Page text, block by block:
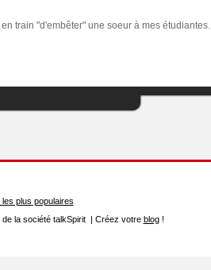
train "d'embêter" une soeur à mes étudiantes.
plus populaires
la société talkSpirit | Créez votre blog!